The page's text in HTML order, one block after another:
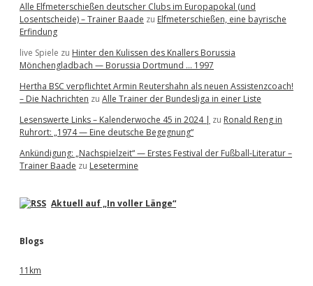
Alle Elfmeterschießen deutscher Clubs im Europapokal (und
Losentscheide) – Trainer Baade zu Elfmeterschießen, eine bayrische
Erfindung
live Spiele zu Hinter den Kulissen des Knallers Borussia
Mönchengladbach — Borussia Dortmund … 1997
Hertha BSC verpflichtet Armin Reutershahn als neuen Assistenzcoach!
– Die Nachrichten zu Alle Trainer der Bundesliga in einer Liste
Lesenswerte Links – Kalenderwoche 45 in 2024 | zu Ronald Reng in
Ruhrort: „1974 — Eine deutsche Begegnung“
Ankündigung: „Nachspielzeit“ — Erstes Festival der Fußball-Literatur –
Trainer Baade zu Lesetermine
Aktuell auf „In voller Länge“
Blogs
11km